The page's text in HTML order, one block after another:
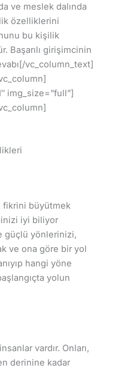
ve meslek dalında
özelliklerini
bu kişilik
Başarılı girişimcinin
vc_column_text]
img_size=”full”]
fikrini büyütmek
iyi biliyor
güçlü yönlerinizi,
ve ona göre bir yol
hangi yöne
yolun
vardır. Onları,
derinine kadar